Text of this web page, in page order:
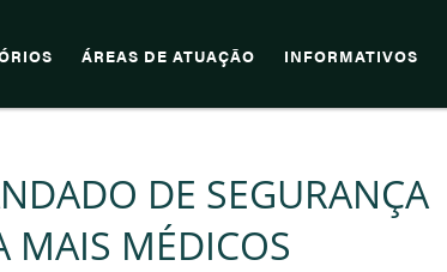
ÁREAS DE ATUAÇÃO INFORMATIVOS
DE SEGURANÇA
MAIS MÉDICOS